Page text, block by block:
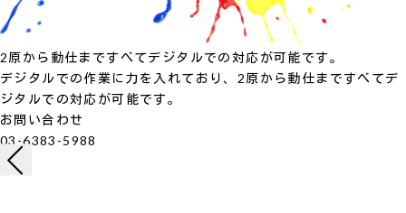
2原から動仕まですべてデジタルでの対応が可能です。
デジタルでの作業に力を入れており、2原から動仕まですべてデ
ジタルでの対応が可能です。
お問い合わせ
03-6383-5988